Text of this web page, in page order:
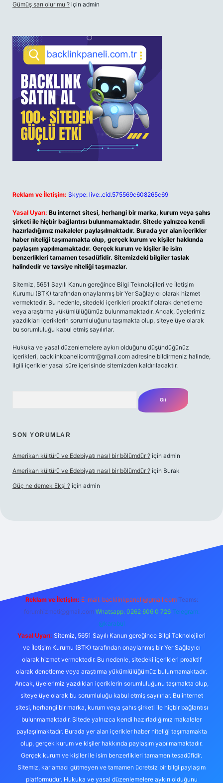
Gümüş sarı olur mu ? için admin
Reklam ve İletişim: Skype: live:.cid.575569c608265c69
Yasal Uyarı: Bu internet sitesi, herhangi bir marka, kurum veya şahıs
şirketi ile hiçbir bağlantısı bulunmamaktadır. Sitede yalnızca kendi
hazırladığımız makaleler paylaşılmaktadır. Burada yer alan içerikler
haber niteliği taşımamakta olup, gerçek kurum ve kişiler hakkında
paylaşım yapılmamaktadır. Gerçek kurum ve kişiler ile isim
benzerlikleri tamamen tesadüfidir. Sitemizdeki bilgiler taslak
halindedir ve tavsiye niteliği taşımazlar.
Sitemiz, 5651 Sayılı Kanun gereğince Bilgi Teknolojileri ve İletişim
Kurumu (BTK) tarafından onaylanmış bir Yer Sağlayıcı olarak hizmet
vermektedir. Bu nedenle, sitedeki içerikleri proaktif olarak denetleme
veya araştırma yükümlülüğümüz bulunmamaktadır. Ancak, üyelerimiz
yazdıkları içeriklerin sorumluluğunu taşımakta olup, siteye üye olarak
bu sorumluluğu kabul etmiş sayılırlar.
Hukuka ve yasal düzenlemelere aykırı olduğunu düşündüğünüz
içerikleri, backlinkpanelicomtr@gmail.com adresine bildirmeniz halinde,
ilgili içerikler yasal süre içerisinde sitemizden kaldırılacaktır.
SON YORUMLAR
Amerikan kültürü ve Edebiyatı nasıl bir bölümdür ? için admin
Amerikan kültürü ve Edebiyatı nasıl bir bölümdür ? için Burak
Güç ne demek Ekşi ? için admin
Reklam ve İletişim: E-mail: backlinkpaneli@gmail.com Teams:
forumhizmeti@gmail.com Whatsapp: 0262 606 0 726 Telegram:
@karabul
Yasal Uyarı: Sitemiz, 5651 Sayılı Kanun gereğince Bilgi Teknolojileri
ve İletişim Kurumu (BTK) tarafından onaylanmış bir Yer Sağlayıcı
olarak hizmet vermektedir. Bu nedenle, sitedeki içerikleri proaktif
olarak denetleme veya araştırma yükümlülüğümüz bulunmamaktadır.
Ancak, üyelerimiz yazdıkları içeriklerin sorumluluğunu taşımakta olup,
siteye üye olarak bu sorumluluğu kabul etmiş sayılırlar. Bu internet
sitesi, herhangi bir marka, kurum veya şahıs şirketi ile hiçbir bağlantısı
bulunmamaktadır. Sitede yalnızca kendi hazırladığımız makaleler
paylaşılmaktadır. Burada yer alan içerikler haber niteliği taşımamakta
olup, gerçek kurum ve kişiler hakkında paylaşım yapılmamaktadır.
Gerçek kurum ve kişiler ile isim benzerlikleri tamamen tesadüfidir.
Sitemiz, kar amacı gütmeyen ve tamamen ücretsiz bir bilgi paylaşım
platformudur. Hukuka ve yasal düzenlemelere aykırı olduğunu